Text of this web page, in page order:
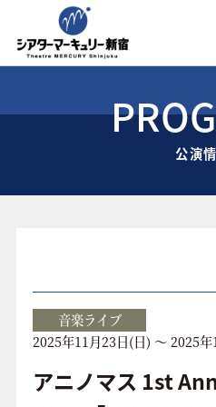
公演情報
アクセス
協賛企業 / 運営会社
公演
音楽ライブ
2025年11月23日(日) ～ 2025
アニノマス 1st